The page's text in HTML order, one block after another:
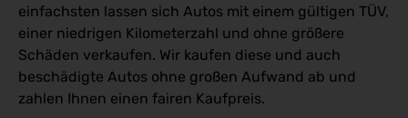
einfachsten lassen sich Autos mit einem gültigen TÜV,
einer niedrigen Kilometerzahl und ohne größere
Schäden verkaufen. Wir kaufen diese und auch
beschädigte Autos ohne großen Aufwand ab und
zahlen Ihnen einen fairen Kaufpreis.